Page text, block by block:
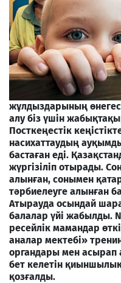
жұлдыздарының
алу біз үшін
Посткеңестік
насихаттаудың
бастаған еді.
жүргізіліп отырады.
алынған, сонымен
тәрбиелеуге алынған
Атырауда осындай
балалар үйі жабылды.
ресейлік мамандар
аналар мектебі»
органдары мен
бет келетін
қозғалды.